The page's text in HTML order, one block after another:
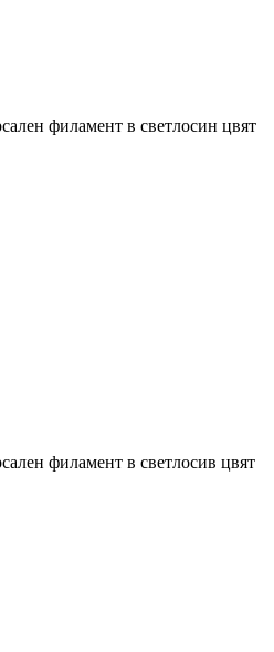
филамент в светлосин цвят
филамент в светлосив цвят